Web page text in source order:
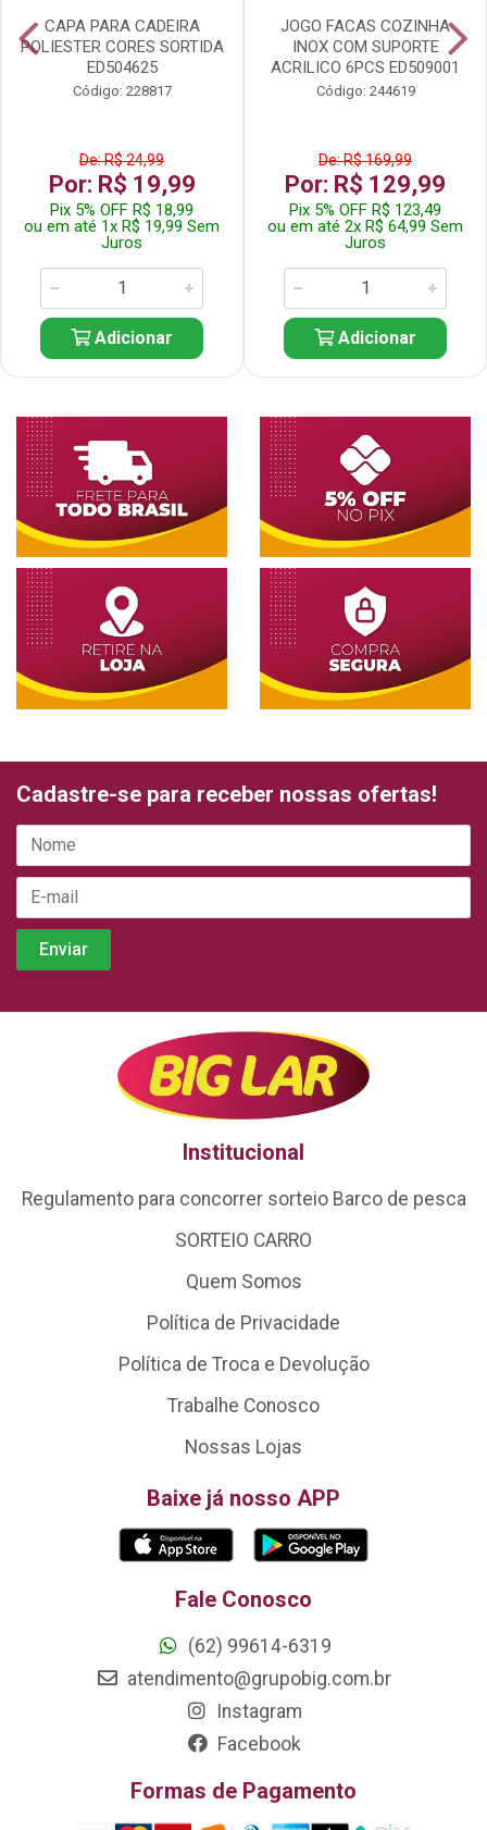
CAPA PARA CADEIRA
POLIESTER CORES SORTIDA
ED504625
Código: 228817
De: R$ 24,99
Por: R$ 19,99
Pix 5% OFF R$ 18,99
ou em até 1x R$ 19,99 Sem
Juros
Adicionar
JOGO FACAS COZINHA
INOX COM SUPORTE
ACRILICO 6PCS ED509001
Código: 244619
De: R$ 169,99
Por: R$ 129,99
Pix 5% OFF R$ 123,49
ou em até 2x R$ 64,99 Sem
Juros
Adicionar
Cadastre-se para receber nossas ofertas!
Institucional
Regulamento para concorrer sorteio Barco de pesca
SORTEIO CARRO
Quem Somos
Política de Privacidade
Política de Troca e Devolução
Trabalhe Conosco
Nossas Lojas
Baixe já nosso APP
Fale Conosco
(62) 99614-6319
atendimento@grupobig.com.br
Instagram
Facebook
Formas de Pagamento